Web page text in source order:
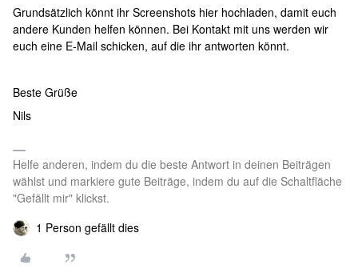
Grundsätzlich könnt ihr Screenshots hier hochladen, damit euch
andere Kunden helfen können. Bei Kontakt mit uns werden wir
euch eine E-Mail schicken, auf die ihr antworten könnt.
Beste Grüße
Nils
Helfe anderen, indem du die beste Antwort in deinen Beiträgen
wählst und markiere gute Beiträge, indem du auf die Schaltfläche
"Gefällt mir" klickst.
1 Person gefällt dies